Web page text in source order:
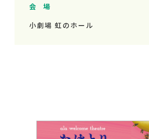
会 場
小劇場 虹のホール